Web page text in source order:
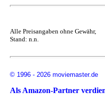
Alle Preisangaben ohne Gewähr,
Stand: n.n.
© 1996 - 2026 moviemaster.de
Als Amazon-Partner